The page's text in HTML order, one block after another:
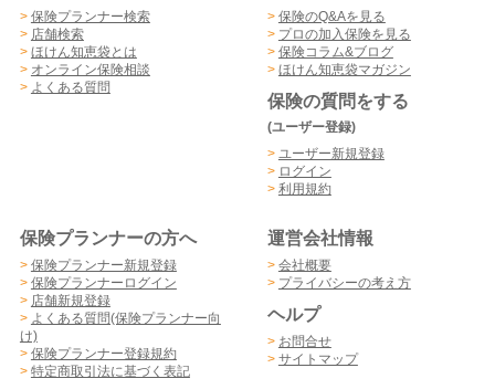
> 保険プランナー検索
> 店舗検索
> ほけん知恵袋とは
> オンライン保険相談
> よくある質問
> 保険のQ&Aを見る
> プロの加入保険を見る
> 保険コラム&ブログ
> ほけん知恵袋マガジン
保険の質問をする
(ユーザー登録)
> ユーザー新規登録
> ログイン
> 利用規約
保険プランナーの方へ
> 保険プランナー新規登録
> 保険プランナーログイン
> 店舗新規登録
> よくある質問(保険プランナー向
け)
> 保険プランナー登録規約
> 特定商取引法に基づく表記
運営会社情報
> 会社概要
> プライバシーの考え方
ヘルプ
> お問合せ
> サイトマップ